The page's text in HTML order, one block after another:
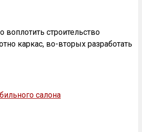
строительство
каркас, во-вторых разработать